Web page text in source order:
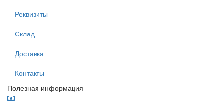
Реквизиты
Склад
Доставка
Контакты
Полезная информация